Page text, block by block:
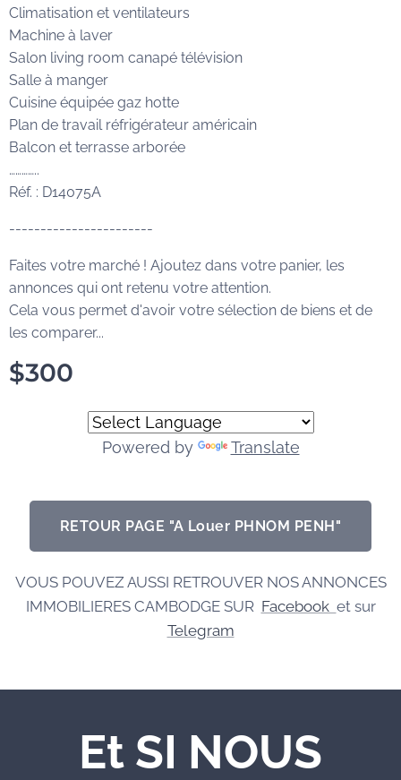
Climatisation et ventilateurs
Machine à laver
Salon living room canapé télévision
Salle à manger
Cuisine équipée gaz hotte
Plan de travail réfrigérateur américain
Balcon et terrasse arborée
…………..
Réf. : D14075A
-----------------------
Faites votre marché ! Ajoutez dans votre panier, les
annonces qui ont retenu votre attention.
Cela vous permet d'avoir votre sélection de biens et de
les comparer...
$300
Powered by Translate
RETOUR PAGE "A Louer PHNOM PENH"
VOUS POUVEZ AUSSI RETROUVER NOS ANNONCES
IMMOBILIERES CAMBODGE SUR Facebook et sur
Telegram
Et SI NOUS